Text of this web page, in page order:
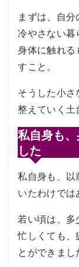
まずは、自分
冷やさない暮
身体に触れる
すこと。
そうした小
整えていく土
私自身も
した
私自身も、以
いたわけでは
若い頃は、多
忙しくても、
とができまし